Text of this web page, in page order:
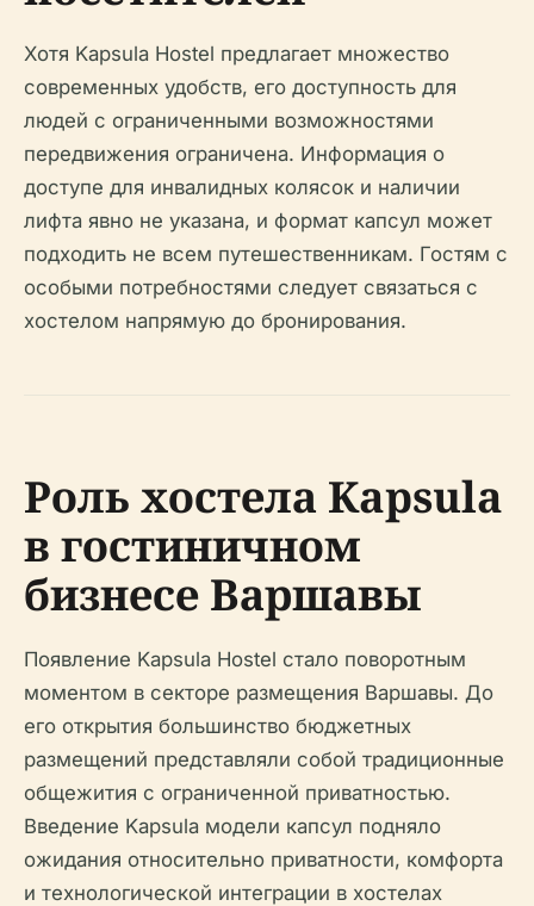
Хотя Kapsula Hostel предлагает множество
современных удобств, его доступность для
людей с ограниченными возможностями
передвижения ограничена. Информация о
доступе для инвалидных колясок и наличии
лифта явно не указана, и формат капсул может
подходить не всем путешественникам. Гостям с
особыми потребностями следует связаться с
хостелом напрямую до бронирования.
Роль хостела Kapsula
в гостиничном
бизнесе Варшавы
Появление Kapsula Hostel стало поворотным
моментом в секторе размещения Варшавы. До
его открытия большинство бюджетных
размещений представляли собой традиционные
общежития с ограниченной приватностью.
Введение Kapsula модели капсул подняло
ожидания относительно приватности, комфорта
и технологической интеграции в хостелах